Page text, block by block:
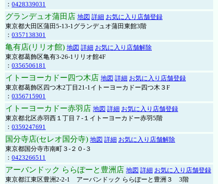
： 0428339031
グランデュオ蒲田店 地図 詳細 お気に入り店舗登録
東京都大田区蒲田5-13-1グランデュオ蒲田東館3階
： 0357138301
亀有店(リリオ館) 地図 詳細 お気に入り店舗解除
東京都葛飾区亀有3-26-1リリオ館4F
： 0356506181
イトーヨーカドー四つ木店 地図 詳細 お気に入り店舗登録
東京都葛飾区四つ木2丁目21-1イトーヨーカドー四つ木３F
： 0356715901
イトーヨーカドー赤羽店 地図 詳細 お気に入り店舗登録
東京都北区赤羽西１丁目７-１イトーヨーカドー赤羽5階
： 0359247691
国分寺店(セレオ国分寺) 地図 詳細 お気に入り店舗解除
東京都国分寺市南町３-２０-３
： 0423266511
アーバンドック ららぽーと豊洲店 地図 詳細 お気に入り店舗登録
東京都江東区豊洲2-2-1 アーバンドック ららぽーと豊洲３ 3階